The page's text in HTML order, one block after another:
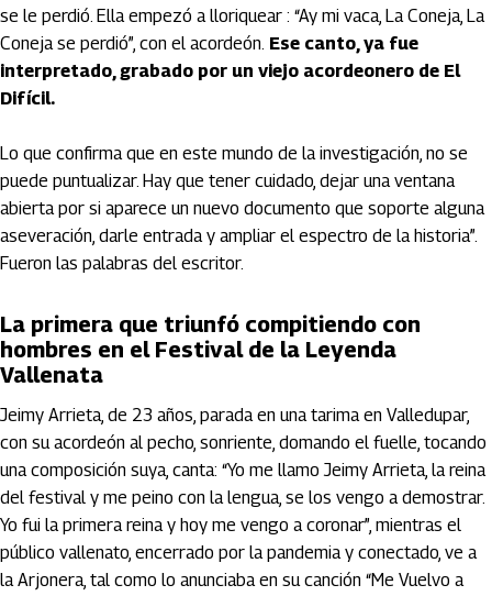
se le perdió. Ella empezó a lloriquear : “Ay mi vaca, La Coneja, La
Coneja se perdió”, con el acordeón. Ese canto, ya fue
interpretado, grabado por un viejo acordeonero de El
Difícil.
Lo que confirma que en este mundo de la investigación, no se
puede puntualizar. Hay que tener cuidado, dejar una ventana
abierta por si aparece un nuevo documento que soporte alguna
aseveración, darle entrada y ampliar el espectro de la historia”.
Fueron las palabras del escritor.
La primera que triunfó compitiendo con
hombres en el Festival de la Leyenda
Vallenata
Jeimy Arrieta, de 23 años, parada en una tarima en Valledupar,
con su acordeón al pecho, sonriente, domando el fuelle, tocando
una composición suya, canta: “Yo me llamo Jeimy Arrieta, la reina
del festival y me peino con la lengua, se los vengo a demostrar.
Yo fui la primera reina y hoy me vengo a coronar”, mientras el
público vallenato, encerrado por la pandemia y conectado, ve a
la Arjonera, tal como lo anunciaba en su canción “Me Vuelvo a